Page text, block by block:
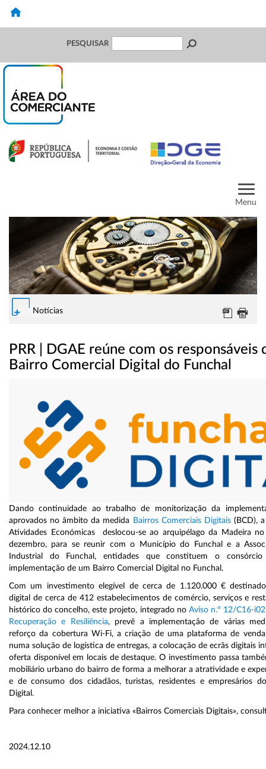
PESQUISAR
Menu
Notícias
PRR | DGAE reúne com os
Bairro Comercial Digital do Funchal
Dando continuidade ao trabalho de monitorização da
aprovados no âmbito da medida
Bairros Comerciais Digitais(BCD), a
Atividades Económicas deslocou-se ao arquipélago da Madeira
dezembro, para se reunir com o Município do Funchal e a
Industrial do Funchal, entidades que constituem o consórcio
implementação de um Bairro Comercial Digital no Funchal.
Com um investimento elegível de cerca de 1.120.000 €
digital de cerca de 412 estabelecimentos de comércio, serviços e
histórico do concelho, este projeto, integrado no Aviso n.º 12/C16-
Recuperação e Resiliência, prevê a implementação de várias
reforço da cobertura Wi-Fi, a criação de uma plataforma de
numa solução de logística de entregas, a colocação de ecrãs digitais
oferta disponível em locais de destaque. O investimento passa
mobiliário urbano do bairro de forma a melhorar a atratividade e
e de consumo dos cidadãos, turistas, residentes e empresários
Digital.
Para conhecer melhor a iniciativa «Bairros Comerciais Digitais»,
2024.12.10